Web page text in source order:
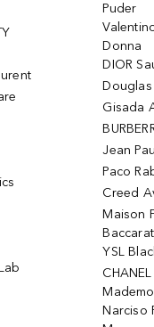
Puder
Donna
DIOR
Gisada
Jean
Paco
Creed
Maison
YSL
Narciso